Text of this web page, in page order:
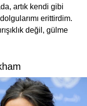
artık kendi gibi
erittirdim.
değil, gülme